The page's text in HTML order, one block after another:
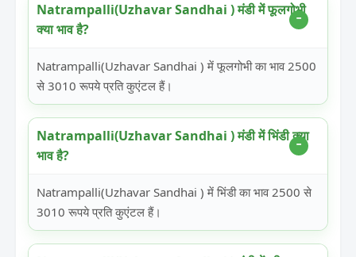
Natrampalli(Uzhavar Sandhai ) मंडी में फूलगोभी
क्या भाव है?
Natrampalli(Uzhavar Sandhai ) में फूलगोभी का भाव 2500
से 3010 रूपये प्रति कुएंटल हैं।
Natrampalli(Uzhavar Sandhai ) मंडी में भिंडी क्या
भाव है?
Natrampalli(Uzhavar Sandhai ) में भिंडी का भाव 2500 से
3010 रूपये प्रति कुएंटल हैं।